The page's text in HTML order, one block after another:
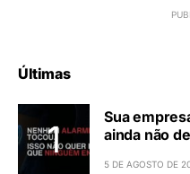
Últimas
Sua
ainda não
5 DE AGOSTO DE